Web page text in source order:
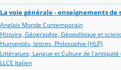
La voie générale - enseignements de
Anglais Monde Contemporain
Histoire, Géographie, Géopolitique et
Humanités, lettres, Philosophie (HLP)
Littérature, Langue et Culture de l'antiquité
LLCE Italien